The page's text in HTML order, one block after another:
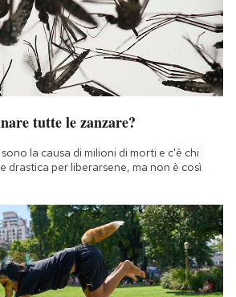
tutte le zanzare?
la causa di milioni di morti e c'è chi
drastica per liberarsene, ma non è così